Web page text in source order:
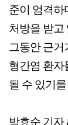
준이 엄격하
처방을 받고
그동안 근거
형간염 환
될 수 있기
박효순 기